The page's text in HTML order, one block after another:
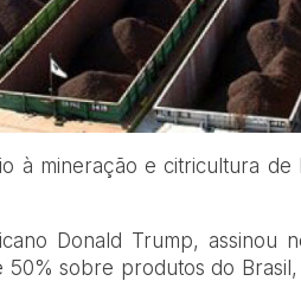
à mineração e citricultura
Donald Trump, assinou
50% sobre produtos do